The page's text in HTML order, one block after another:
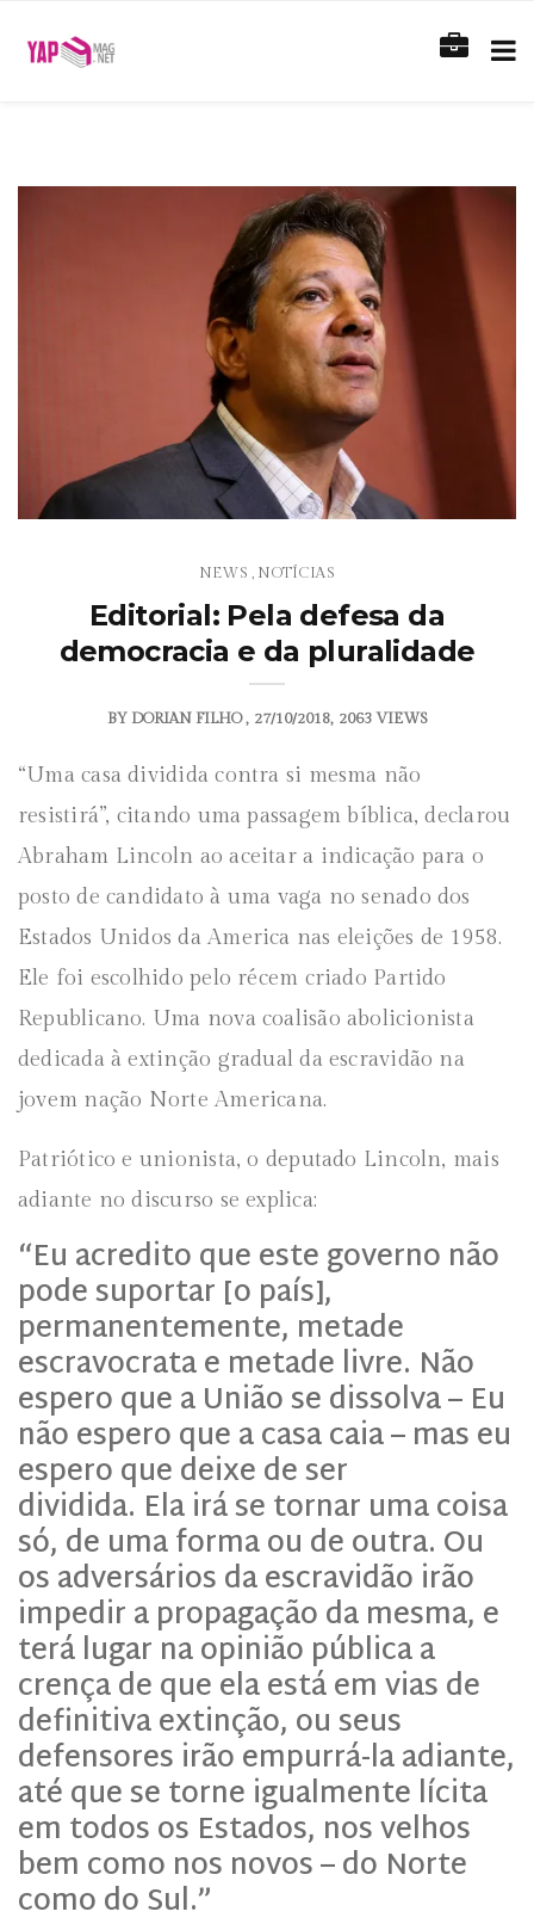
NEWS NOTÍCIAS
Editorial: Pela defesa da
democracia e da pluralidade
BY DORIAN FILHO 27/10/2018 2063 VIEWS
“Uma casa dividida contra si mesma não
resistirá”, citando uma passagem bíblica, declarou
Abraham Lincoln ao aceitar a indicação para o
posto de candidato à uma vaga no senado dos
Estados Unidos da America nas eleições de 1958.
Ele foi escolhido pelo récem criado Partido
Republicano. Uma nova coalisão abolicionista
dedicada à extinção gradual da escravidão na
jovem nação Norte Americana.
Patriótico e unionista, o deputado Lincoln, mais
adiante no discurso se explica:
“Eu acredito que este governo não
pode suportar [o país],
permanentemente, metade
escravocrata e metade livre. Não
espero que a União se dissolva – Eu
não espero que a casa caia – mas eu
espero que deixe de ser
dividida. Ela irá se tornar uma coisa
só, de uma forma ou de outra. Ou
os adversários da escravidão irão
impedir a propagação da mesma, e
terá lugar na opinião pública a
crença de que ela está em vias de
definitiva extinção, ou seus
defensores irão empurrá-la adiante,
até que se torne igualmente lícita
em todos os Estados, nos velhos
bem como nos novos – do Norte
como do Sul.”